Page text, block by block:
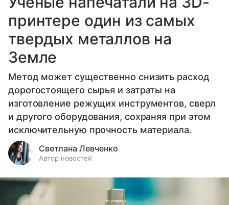
принтере один из самых
твердых металлов на
Земле
Метод может существенно снизить расход
дорогостоящего сырья и затраты на
изготовление режущих инструментов, сверл
и другого оборудования, сохраняя при этом
исключительную прочность материала.
Светлана Левченко
Автор новостей